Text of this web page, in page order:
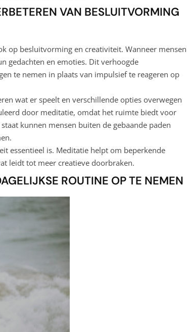
VAN BESLUITVORMING
op besluitvorming en creativiteit. Wanneer mensen
gedachten en emoties. Dit verhoogde
te nemen in plaats van impulsief te reageren op
wat er speelt en verschillende opties overwegen
door meditatie, omdat het ruimte biedt voor
kunnen mensen buiten de gebaande paden
essentieel is. Meditatie helpt om beperkende
leidt tot meer creatieve doorbraken.
ROUTINE OP TE NEMEN